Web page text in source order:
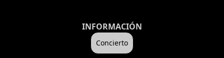
INFORMACIÓN
Concierto